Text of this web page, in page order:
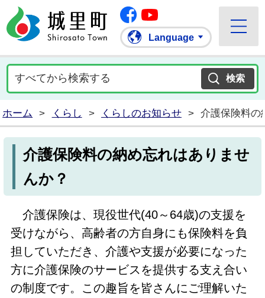
城里町ホームページ
Facebook
Language
ホーム > くらし > くらしのお知らせ > 介護保険料の
介護保険料の納め忘れはありませ
んか？
介護保険は、現役世代(40～ 64歳)の支援を
受けながら、高齢者の方自身にも保険料を負
担していただき、介護や支援が必要になった
方に介護保険のサービスを提供する支え合い
の制度です。この趣旨を皆さんにご理解いた